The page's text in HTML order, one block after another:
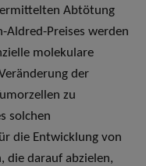
Abtötung
Aldred-Preises werden
molekulare
der
zu
solchen
die Entwicklung von
die darauf abzielen,